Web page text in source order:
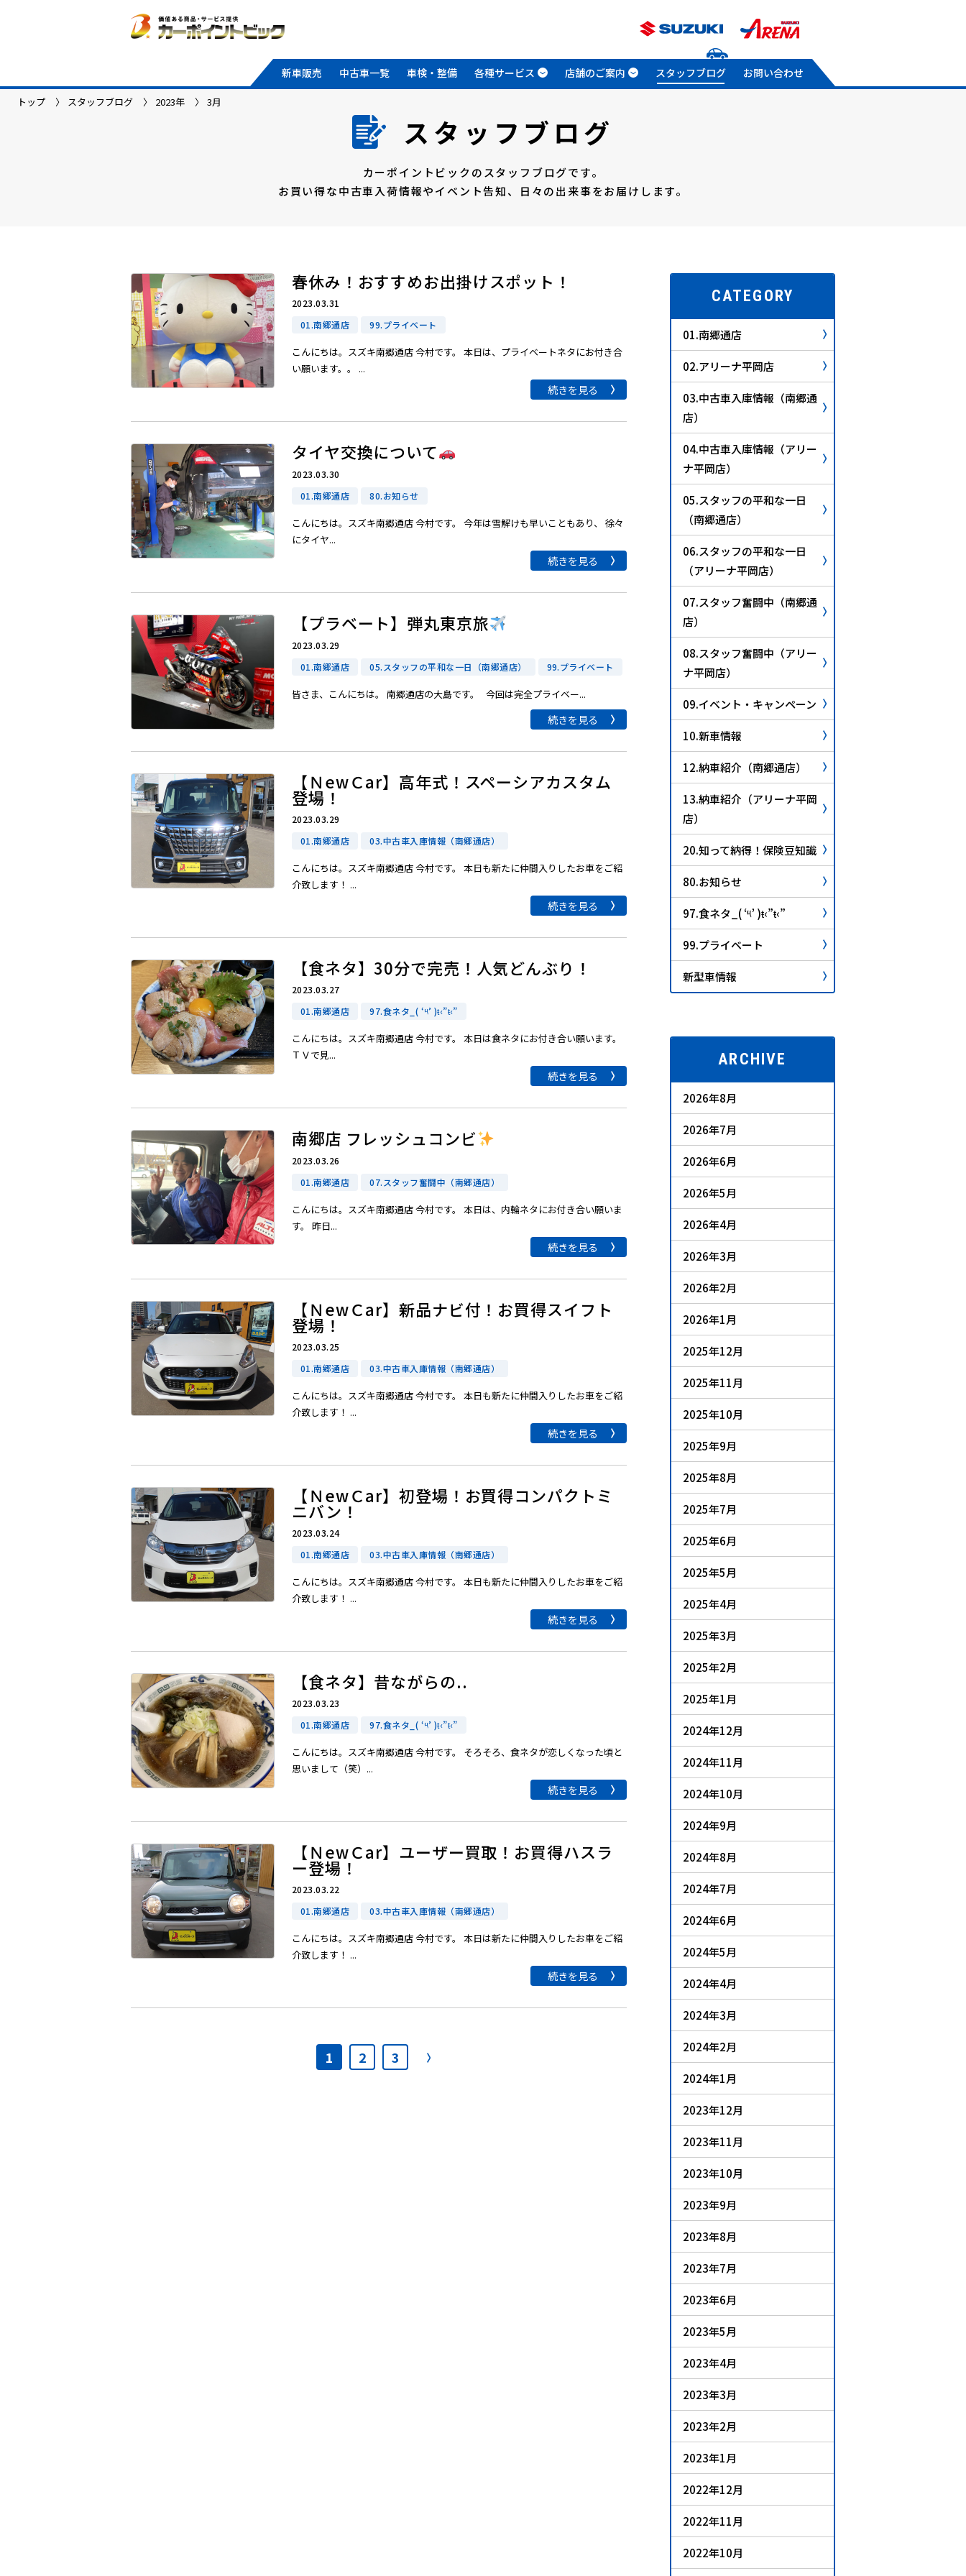
新車販売 中古車一覧 車検・整備 各種サービス 店舗のご案内 スタッフブログ お問い合わせ
トップ スタッフブログ 2023年 3月
スタッフブログ
カーポイントビックのスタッフブログです。
お買い得な中古車入荷情報やイベント告知、
日々の出来事をお届けします。
春休み！おすすめお出掛けスポット！
2023.03.31
01.南郷通店
99.プライベート
こんにちは。スズキ南郷通店 今村です。 本日は、プライベートネタにお付き合
い願います。。 ...
続きを見る
タイヤ交換について
2023.03.30
01.南郷通店
80.お知らせ
こんにちは。スズキ南郷通店 今村です。 今年は雪解けも早いこともあり、 徐々
にタイヤ...
続きを見る
【プラベート】弾丸東京旅
2023.03.29
01.南郷通店
05.スタッフの平和な一日（南郷通店） 99.プライベート
皆さま、こんにちは。 南郷通店の大島です。 今回は完全プライベー...
続きを見る
【ＮewＣar】高年式！スペーシアカスタム
登場！
2023.03.29
01.南郷通店
03.中古車入庫情報（南郷通店）
こんにちは。スズキ南郷通店 今村です。 本日も新たに仲間入りしたお車をご紹
介致します！ ...
続きを見る
【食ネタ】30分で完売！人気どんぶり！
2023.03.27
01.南郷通店
97.食ネタ_( ‘༥’ )ŧ‹”ŧ‹”
こんにちは。スズキ南郷通店 今村です。 本日は食ネタにお付き合い願います。
ＴＶで見...
続きを見る
南郷店 フレッシュコンビ
2023.03.26
01.南郷通店
07.スタッフ奮闘中（南郷通店）
こんにちは。スズキ南郷通店 今村です。 本日は、内輪ネタにお付き合い願いま
す。 昨日...
続きを見る
【ＮewＣar】新品ナビ付！お買得スイフト
登場！
2023.03.25
01.南郷通店
03.中古車入庫情報（南郷通店）
こんにちは。スズキ南郷通店 今村です。 本日も新たに仲間入りしたお車をご紹
介致します！ ...
続きを見る
【ＮewＣar】初登場！お買得コンパクトミ
ニバン！
2023.03.24
01.南郷通店
03.中古車入庫情報（南郷通店）
こんにちは。スズキ南郷通店 今村です。 本日も新たに仲間入りしたお車をご紹
介致します！ ...
続きを見る
【食ネタ】昔ながらの..
2023.03.23
01.南郷通店
97.食ネタ_( ‘༥’ )ŧ‹”ŧ‹”
こんにちは。スズキ南郷通店 今村です。 そろそろ、食ネタが恋しくなった頃と
思いまして（笑）...
続きを見る
【ＮewＣar】ユーザー買取！お買得ハスラ
ー登場！
2023.03.22
01.南郷通店
03.中古車入庫情報（南郷通店）
こんにちは。スズキ南郷通店 今村です。 本日は新たに仲間入りしたお車をご紹
介致します！ ...
続きを見る
1 2 3
CATEGORY
01.南郷通店
02.アリーナ平岡店
03.中古車入庫情報（南郷通
店）
04.中古車入庫情報（アリー
ナ平岡店）
05.スタッフの平和な一日
（南郷通店）
06.スタッフの平和な一日
（アリーナ平岡店）
07.スタッフ奮闘中（南郷通
店）
08.スタッフ奮闘中（アリー
ナ平岡店）
09.イベント・キャンペーン
10.新車情報
12.納車紹介（南郷通店）
13.納車紹介（アリーナ平岡
店）
20.知って納得！保険豆知識
80.お知らせ
97.食ネタ_( ‘༥’ )ŧ‹”ŧ‹”
99.プライベート
新型車情報
ARCHIVE
2026年8月
2026年7月
2026年6月
2026年5月
2026年4月
2026年3月
2026年2月
2026年1月
2025年12月
2025年11月
2025年10月
2025年9月
2025年8月
2025年7月
2025年6月
2025年5月
2025年4月
2025年3月
2025年2月
2025年1月
2024年12月
2024年11月
2024年10月
2024年9月
2024年8月
2024年7月
2024年6月
2024年5月
2024年4月
2024年3月
2024年2月
2024年1月
2023年12月
2023年11月
2023年10月
2023年9月
2023年8月
2023年7月
2023年6月
2023年5月
2023年4月
2023年3月
2023年2月
2023年1月
2022年12月
2022年11月
2022年10月